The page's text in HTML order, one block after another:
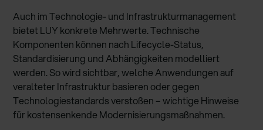
Auch im Technologie- und Infrastrukturmanagement
bietet LUY konkrete Mehrwerte. Technische
Komponenten können nach Lifecycle-Status,
Standardisierung und Abhängigkeiten modelliert
werden. So wird sichtbar, welche Anwendungen auf
veralteter Infrastruktur basieren oder gegen
Technologiestandards verstoßen – wichtige Hinweise
für kostensenkende Modernisierungsmaßnahmen.